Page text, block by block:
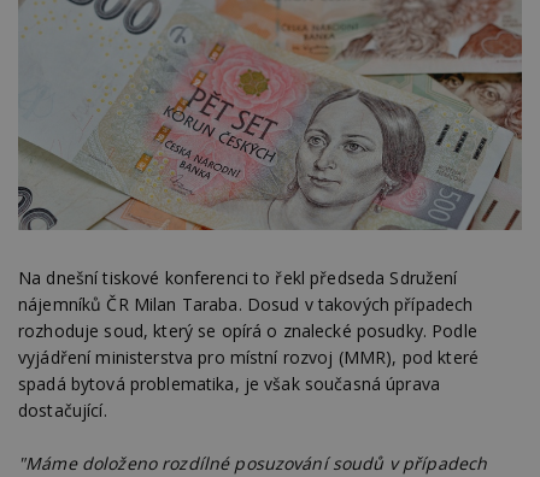
Na dnešní tiskové konferenci to řekl předseda Sdružení
nájemníků ČR Milan Taraba. Dosud v takových případech
rozhoduje soud, který se opírá o znalecké posudky. Podle
vyjádření ministerstva pro místní rozvoj (MMR), pod které
spadá bytová problematika, je však současná úprava
dostačující.
"Máme doloženo rozdílné posuzování soudů v případech